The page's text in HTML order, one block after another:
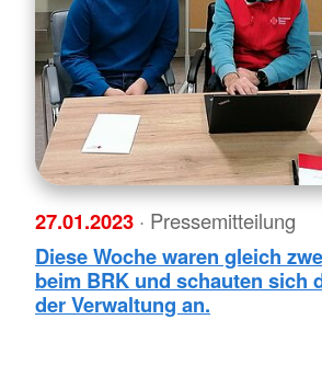
27.01.2023 · Pressemitteilung
Diese Woche waren gleich
beim BRK und schauten sich
der Verwaltung an.